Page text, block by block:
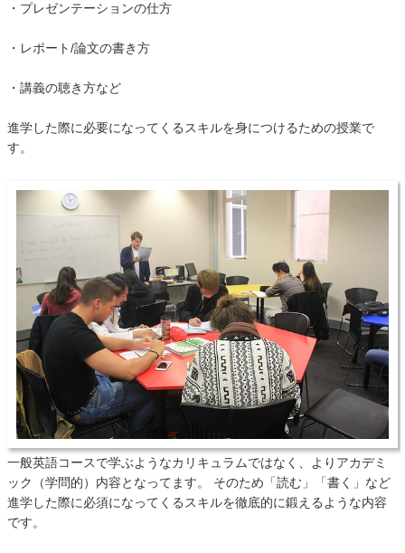
・プレゼンテーションの仕方
・レポート/論文の書き方
・講義の聴き方など
進学した際に必要になってくるスキルを身につけるための授業で
す。
一般英語コースで学ぶようなカリキュラムではなく、よりアカデミ
ック（学問的）内容となってます。 そのため「読む」「書く」など
進学した際に必須になってくるスキルを徹底的に鍛えるような内容
です。